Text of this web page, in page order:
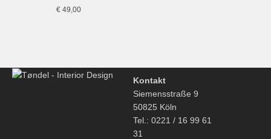
€ 49,00
Kontakt
Siemensstraße 9
50825 Köln
Tel.: 0221 / 16 99 61
31